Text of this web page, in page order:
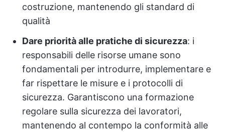
costruzione, mantenendo gli standard di
qualità
Dare priorità alle pratiche di sicurezza: i
responsabili delle risorse umane sono
fondamentali per introdurre, implementare e
far rispettare le misure e i protocolli di
sicurezza. Garantiscono una formazione
regolare sulla sicurezza dei lavoratori,
mantenendo al contempo la conformità alle